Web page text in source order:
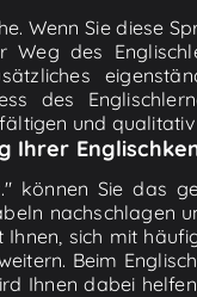
Wenn Sie diese
des
des
und
Ihrer
können Sie das
sich mit
Beim
Ihnen dabei